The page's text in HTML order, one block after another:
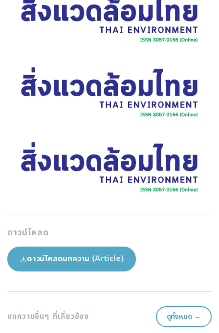
ดาวน์โหลด
ดาวน์โหลดบทความ (Article)
บทความอื่นๆ ที่เกี่ยวข้อง ดูทั้งหมด →